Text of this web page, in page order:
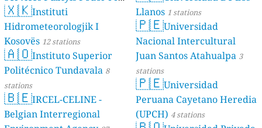
Dé Jèrri) 2 stations
🇽🇰Instituti
Hidrometeorologjik I
Kosovës 12 stations
🇦🇴Instituto Superior
Politécnico Tundavala 8
stations
🇧🇪IRCEL-CELINE -
Belgian Interregional
Llanos 1 stations
🇵🇪Universidad
Nacional Intercultural
Juan Santos Atahualpa 3
stations
🇵🇪Universidad
Peruana Cayetano Heredia
(UPCH) 4 stations